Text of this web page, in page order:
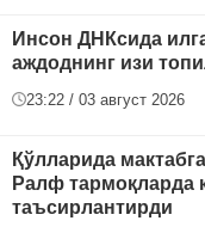
Инсон ДНКсида
аждоднинг изи
23:22 / 03 август 2026
Қўлларида
Ралф тармоқларда
таъсирлантирди